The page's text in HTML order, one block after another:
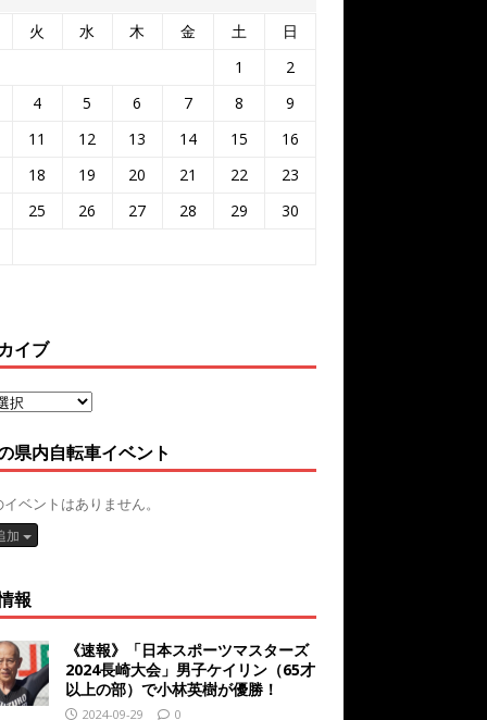
火 水 木 金 土
日
1
2
4
5 6 7 8
9
11
12 13 14 15
16
18
19 20 21 22
23
25
26 27 28 29 30
イブ
県内自転車イベント
ベントはありません。
加
報
《速報》「日本スポーツマスターズ
2024長崎大会」男子ケイリン（65才
以上の部）で小林英樹が優勝！
2024-09-29 0